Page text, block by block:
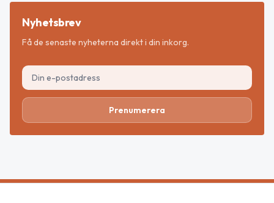
Nyhetsbrev
Få de senaste nyheterna direkt i din inkorg.
Prenumerera